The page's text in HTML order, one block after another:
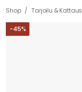
Shop / Tarjoilu & Kattaus
-45%